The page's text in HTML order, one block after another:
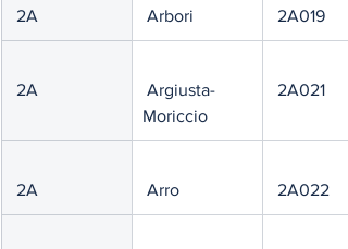
2A Arbori 2A019
2A
Moriccio
2A021
2A Arro 2A022